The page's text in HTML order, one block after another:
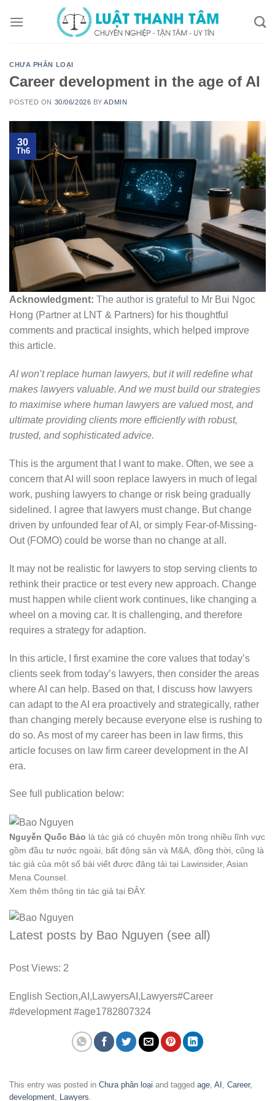
CHƯA PHÂN LOẠI
Career development in the age of AI
POSTED ON 30/06/2026 BYADMIN
30
Th6
Acknowledgment: The author is grateful to Mr Bui Ngoc
Hong (Partner at LNT & Partners) for his thoughtful
comments and practical insights, which helped improve
this article.
AI won’t replace human lawyers, but it will redefine what
makes lawyers valuable. And we must build our strategies
to maximise where human lawyers are valued most, and
ultimate providing clients more efficiently with robust,
trusted, and sophisticated advice.
This is the argument that I want to make. Often, we see a
concern that AI will soon replace lawyers in much of legal
work, pushing lawyers to change or risk being gradually
sidelined. I agree that lawyers must change. But change
driven by unfounded fear of AI, or simply Fear-of-Missing-
Out (FOMO) could be worse than no change at all.
It may not be realistic for lawyers to stop serving clients to
rethink their practice or test every new approach. Change
must happen while client work continues, like changing a
wheel on a moving car. It is challenging, and therefore
requires a strategy for adaption.
In this article, I first examine the core values that today’s
clients seek from today’s lawyers, then consider the areas
where AI can help. Based on that, I discuss how lawyers
can adapt to the AI era proactively and strategically, rather
than changing merely because everyone else is rushing to
do so. As most of my career has been in law firms, this
article focuses on law firm career development in the AI
era.
See full publication below:
Nguyễn Quốc Bảo là tác giả có chuyên môn trong nhiều lĩnh vực
gồm đầu tư nước ngoài, bất động sản và M&A, đồng thời, cũng là
tác giả của một số bài viết được đăng tải tại Lawinsider, Asian
Mena Counsel.
Xem thêm thông tin tác giả tại ĐÂY.
Latest posts by Bao Nguyen (see all)
Post Views: 2
English Section,AI,LawyersAI,Lawyers#Career
#development #age1782807324
This entry was posted in Chưa phân loại and tagged age, AI , Career,
development, Lawyers.